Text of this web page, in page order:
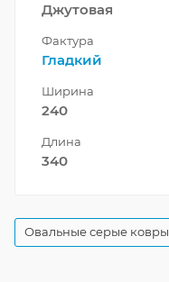
Джутовая
Фактура
Гладкий
Ширина
240
Длина
340
Овальные серые ковры